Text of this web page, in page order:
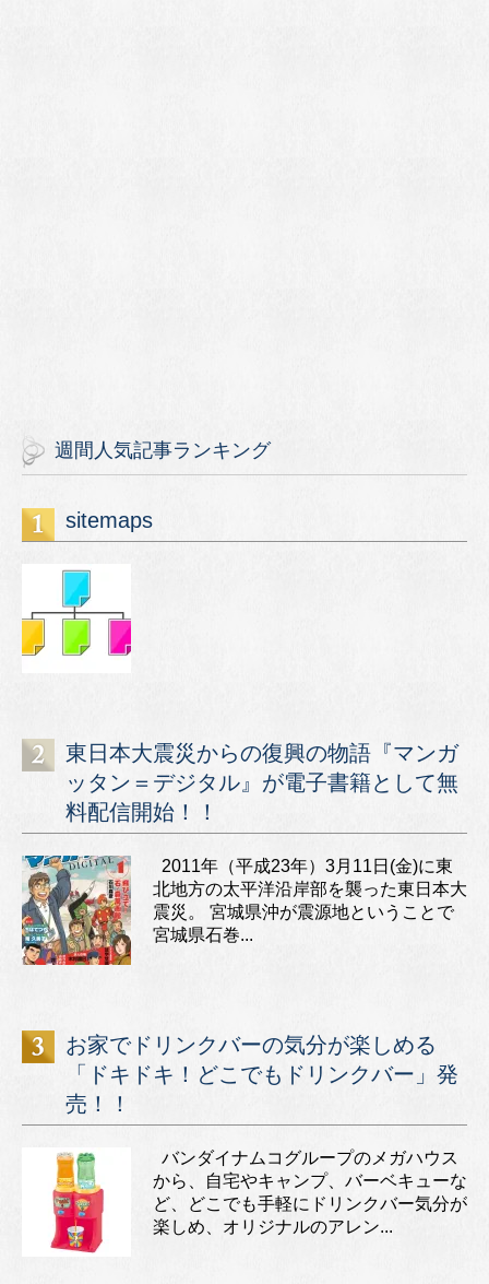
週間人気記事ランキング
sitemaps
東日本大震災からの復興の物語『マンガ
ッタン＝デジタル』が電子書籍として無
料配信開始！！
2011年（平成23年）3月11日(金)に東
北地方の太平洋沿岸部を襲った東日本大
震災。 宮城県沖が震源地ということで
宮城県石巻...
お家でドリンクバーの気分が楽しめる
「ドキドキ！どこでもドリンクバー」発
売！！
バンダイナムコグループのメガハウス
から、自宅やキャンプ、バーベキューな
ど、どこでも手軽にドリンクバー気分が
楽しめ、オリジナルのアレン...